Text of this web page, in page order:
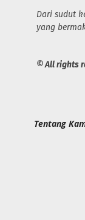
Dari sudut
yang
© All rights
Tentang